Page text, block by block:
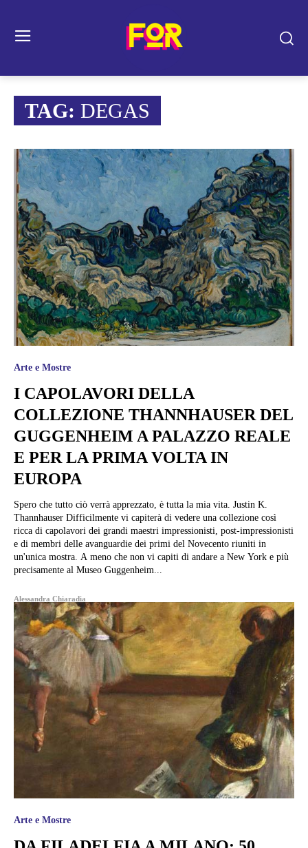
TAG: DEGAS
Arte e Mostre
I CAPOLAVORI DELLA
COLLEZIONE THANNHAUSER DEL
GUGGENHEIM A PALAZZO REALE
E PER LA PRIMA VOLTA IN
EUROPA
Spero che tutto ciò verrà apprezzato, è tutta la mia vita. Justin K.
Thannhauser Difficilmente vi capiterà di vedere una collezione così
ricca di capolavori dei grandi maestri impressionisti, post-impressionisti
e di membri delle avanguardie dei primi del Novecento riuniti in
un'unica mostra. A meno che non vi capiti di andare a New York e più
precisamente al Museo Guggenheim...
Alessandra Chiaradia
Arte e Mostre